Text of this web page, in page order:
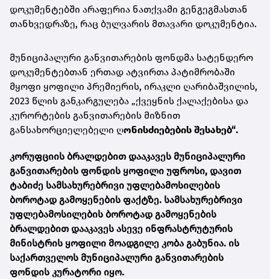
დოკუმენტებში არაფერია ნათქვამი გენგეგმასთან
თანხვედრაზე, რაც ბულვარის მთავარი დოკუმენტია.
მუნიციპალური განვითარების ფონდმა სატენდერო
დოკუმენტებთან ერთად ატვირთა პატიმრობაში
მყოფი ყოფილი პრემიერის, ირაკლი ღარიბაშვილის,
2023 წლის განკარგულება „ქვეყნის ქალაქებისა და
კურორტების განვითარების მიზნით
განსახორციელებელი ღონისძიებების შესახებ“.
კორუფციის ბრალდებით დააკავეს მუნიციპალური
განვითარების ფონდის ყოფილი უფროსი, დავით
ტაბიძე სამსახურებრივი უფლებამოსილების
ბოროტად გამოყენების ფაქტზე. სამსახურებრივი
უფლებამოსილების ბოროტად გამოყენების
ბრალდებით დააკავეს ასევე ინფრასტრუტურის
მინისტრის ყოფილი მოადგილე კობა გაბუნია. ის
საქართველოს მუნიციპალური განვითარების
ფონდის კურატორი იყო.